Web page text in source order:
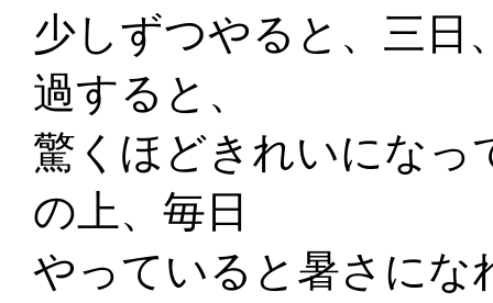
少しずつやると、三日
過すると、
驚くほどきれいになっ
の上、毎日
やっていると暑さにな